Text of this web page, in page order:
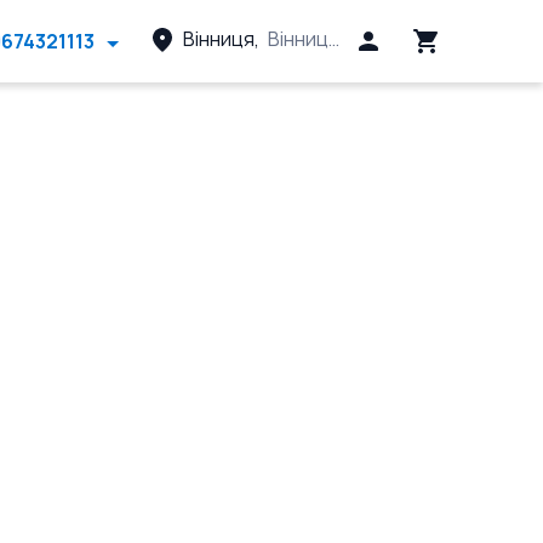
Вінниця, Вінницький район, Вінницька